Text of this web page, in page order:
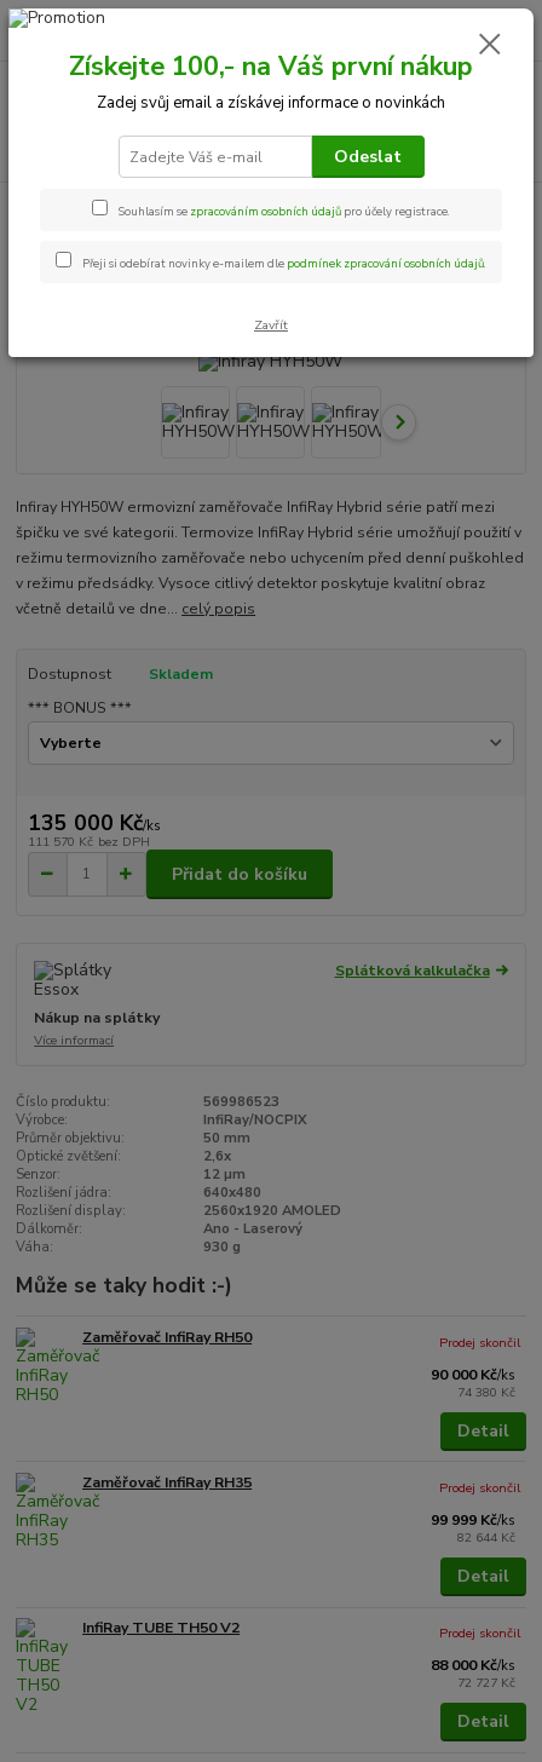
Menu
+420 534 534 863
0,00 Kč
Termovize Infiray HYH50W
Infiray HYH50W
Infiray HYH50W ermovizní zaměřovače InfiRay Hybrid série patří mezi
špičku ve své kategorii. Termovize InfiRay Hybrid série umožňují použití v
režimu termovizního zaměřovače nebo uchycením před denní puškohled
v režimu předsádky. Vysoce citlivý detektor poskytuje kvalitní obraz
včetně detailů ve dne... celý popis
Dostupnost
Skladem
*** BONUS ***
135 000 Kč/ks
111 570 Kč bez DPH
Přidat do košíku
Splátková kalkulačka
Nákup na splátky
Více informací
Číslo produktu:
569986523
Výrobce:
InfiRay/NOCPIX
Průměr objektivu:
50 mm
Optické zvětšení:
2,6x
Senzor:
12 µm
Rozlišení jádra:
640x480
Rozlišení display:
2560x1920 AMOLED
Dálkoměr:
Ano - Laserový
Váha:
930 g
Může se taky hodit :-)
Zaměřovač InfiRay RH50
90 000 Kč/ks
74 380 Kč
Prodej skončil
Detail
Zaměřovač InfiRay RH35
99 999 Kč/ks
82 644 Kč
Prodej skončil
Detail
InfiRay TUBE TH50 V2
88 000 Kč/ks
72 727 Kč
Prodej skončil
Detail
Získejte 100,- na Váš první nákup
Zadej svůj email a získávej informace o novinkách
Odeslat
Souhlasím se zpracováním osobních údajů pro účely registrace.
Přeji si odebírat novinky e-mailem dle podmínek zpracování osobních údajů.
Zavřít